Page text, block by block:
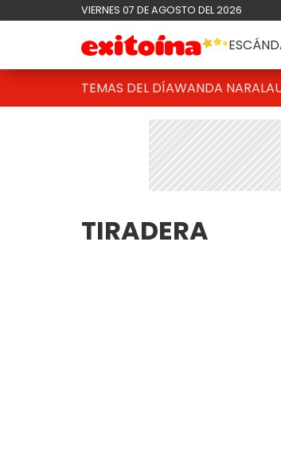
VIERNES 07 DE AGOSTO DEL 2026
TEMAS DEL DÍAWANDA NARA
TIRADERA